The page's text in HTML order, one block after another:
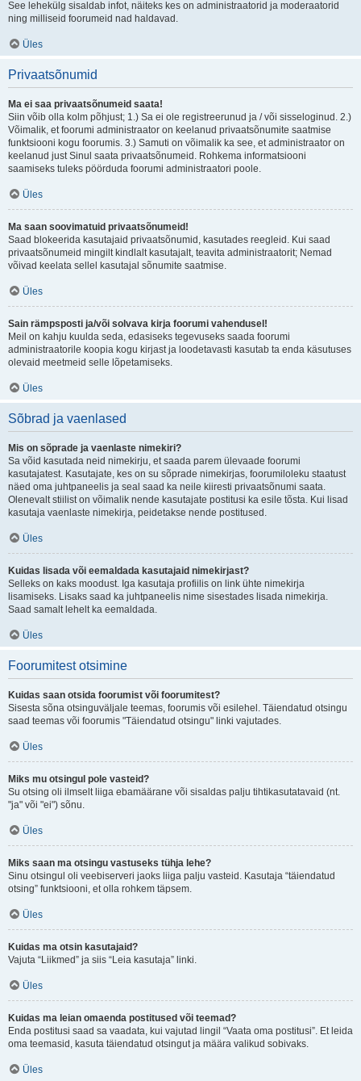
See lehekülg sisaldab infot, näiteks kes on administraatorid ja moderaatorid
ning milliseid foorumeid nad haldavad.
Üles
Privaatsõnumid
Ma ei saa privaatsõnumeid saata!
Siin võib olla kolm põhjust; 1.) Sa ei ole registreerunud ja / või sisseloginud. 2.)
Võimalik, et foorumi administraator on keelanud privaatsõnumite saatmise
funktsiooni kogu foorumis. 3.) Samuti on võimalik ka see, et administraator on
keelanud just Sinul saata privaatsõnumeid. Rohkema informatsiooni
saamiseks tuleks pöörduda foorumi administraatori poole.
Üles
Ma saan soovimatuid privaatsõnumeid!
Saad blokeerida kasutajaid privaatsõnumid, kasutades reegleid. Kui saad
privaatsõnumeid mingilt kindlalt kasutajalt, teavita administraatorit; Nemad
võivad keelata sellel kasutajal sõnumite saatmise.
Üles
Sain rämpsposti ja/või solvava kirja foorumi vahendusel!
Meil on kahju kuulda seda, edasiseks tegevuseks saada foorumi
administraatorile koopia kogu kirjast ja loodetavasti kasutab ta enda käsutuses
olevaid meetmeid selle lõpetamiseks.
Üles
Sõbrad ja vaenlased
Mis on sõprade ja vaenlaste nimekiri?
Sa võid kasutada neid nimekirju, et saada parem ülevaade foorumi
kasutajatest. Kasutajate, kes on su sõprade nimekirjas, foorumiloleku staatust
näed oma juhtpaneelis ja seal saad ka neile kiiresti privaatsõnumi saata.
Olenevalt stiilist on võimalik nende kasutajate postitusi ka esile tõsta. Kui lisad
kasutaja vaenlaste nimekirja, peidetakse nende postitused.
Üles
Kuidas lisada või eemaldada kasutajaid nimekirjast?
Selleks on kaks moodust. Iga kasutaja profiilis on link ühte nimekirja
lisamiseks. Lisaks saad ka juhtpaneelis nime sisestades lisada nimekirja.
Saad samalt lehelt ka eemaldada.
Üles
Foorumitest otsimine
Kuidas saan otsida foorumist või foorumitest?
Sisesta sõna otsinguväljale teemas, foorumis või esilehel. Täiendatud otsingu
saad teemas või foorumis "Täiendatud otsingu" linki vajutades.
Üles
Miks mu otsingul pole vasteid?
Su otsing oli ilmselt liiga ebamäärane või sisaldas palju tihtikasutatavaid (nt.
"ja" või "ei") sõnu.
Üles
Miks saan ma otsingu vastuseks tühja lehe?
Sinu otsingul oli veebiserveri jaoks liiga palju vasteid. Kasutaja “täiendatud
otsing” funktsiooni, et olla rohkem täpsem.
Üles
Kuidas ma otsin kasutajaid?
Vajuta “Liikmed” ja siis “Leia kasutaja” linki.
Üles
Kuidas ma leian omaenda postitused või teemad?
Enda postitusi saad sa vaadata, kui vajutad lingil “Vaata oma postitusi”. Et leida
oma teemasid, kasuta täiendatud otsingut ja määra valikud sobivaks.
Üles